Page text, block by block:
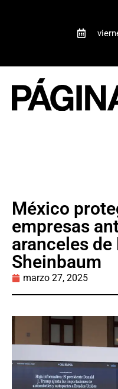
México
empresas
aranceles de
Sheinbaum
marzo 27, 2025